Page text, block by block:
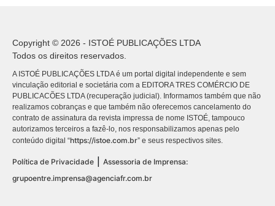
Copyright © 2026 - ISTOÉ PUBLICAÇÕES LTDA
Todos os direitos reservados.
A ISTOÉ PUBLICAÇÕES LTDA é um portal digital independente e sem
vinculação editorial e societária com a EDITORA TRES COMÉRCIO DE
PUBLICACÕES LTDA (recuperação judicial). Informamos também que não
realizamos cobranças e que também não oferecemos cancelamento do
contrato de assinatura da revista impressa de nome ISTOÉ, tampouco
autorizamos terceiros a fazê-lo, nos responsabilizamos apenas pelo
conteúdo digital “https://istoe.com.br” e seus respectivos sites.
Política de Privacidade
Assessoria de Imprensa:
grupoentre.imprensa@agenciafr.com.br